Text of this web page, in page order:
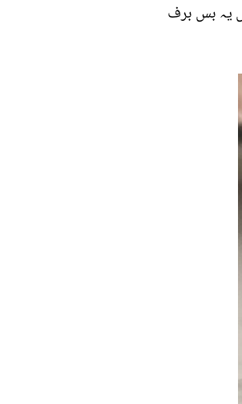
یہ بس برف